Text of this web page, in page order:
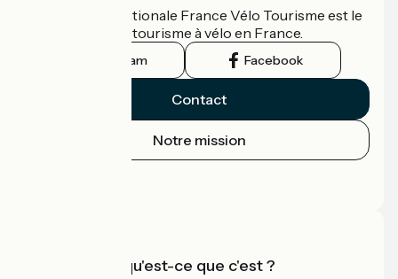
L'association nationale France Vélo Tourisme est le
guide officiel du tourisme à vélo en France.
Instagram Facebook
Contact
Notre mission
Accueil Vélo qu'est-ce que c'est ?